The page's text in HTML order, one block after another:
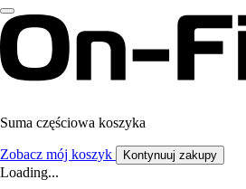
Suma częściowa koszyka
Zobacz mój koszyk Kontynuuj zakupy
Loading...